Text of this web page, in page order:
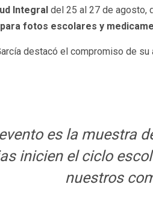
Integral del 25 al 27 de agosto,
fotos escolares y
destacó el compromiso de
es la muestra
inicien el ciclo
nuestros